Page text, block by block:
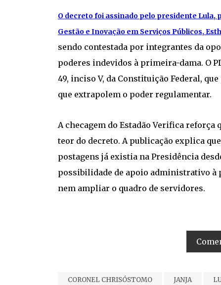
O decreto foi assinado pelo presidente Lula,
Gestão e Inovação em Serviços Públicos,
sendo contestada por integrantes da
poderes indevidos à primeira-dama. O
49, inciso V, da Constituição Federal,
que extrapolem o poder regulamentar.
A checagem do Estadão Verifica
teor do decreto. A publicação explica
postagens já existia na Presidência
possibilidade de apoio administrativo
nem ampliar o quadro de servidores.
CORONEL CHRISÓSTOMO JANJA